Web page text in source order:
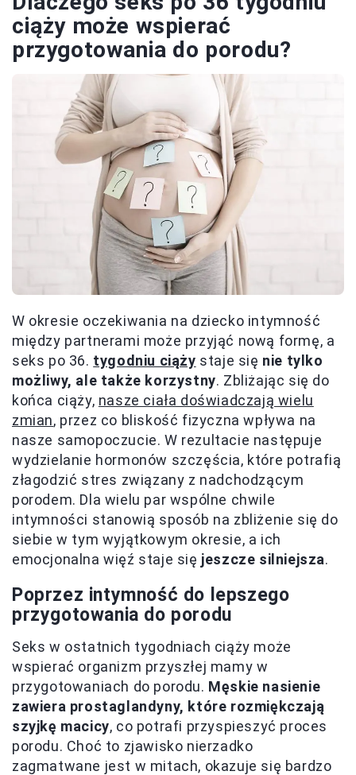
ciąży może wspierać
przygotowania do porodu?
W okresie oczekiwania na dziecko intymność
między partnerami może przyjąć nową formę, a
seks po 36. tygodniu ciąży staje się nie tylko
możliwy, ale także korzystny. Zbliżając się do
końca ciąży, nasze ciała doświadczają wielu
zmian, przez co bliskość fizyczna wpływa na
nasze samopoczucie. W rezultacie następuje
wydzielanie hormonów szczęścia, które potrafią
złagodzić stres związany z nadchodzącym
porodem. Dla wielu par wspólne chwile
intymności stanowią sposób na zbliżenie się do
siebie w tym wyjątkowym okresie, a ich
emocjonalna więź staje się jeszcze silniejsza.
Poprzez intymność do lepszego
przygotowania do porodu
Seks w ostatnich tygodniach ciąży może
wspierać organizm przyszłej mamy w
przygotowaniach do porodu. Męskie nasienie
zawiera prostaglandyny, które rozmiękczają
szyjkę macicy, co potrafi przyspieszyć proces
porodu. Choć to zjawisko nierzadko
zagmatwane jest w mitach, okazuje się bardzo